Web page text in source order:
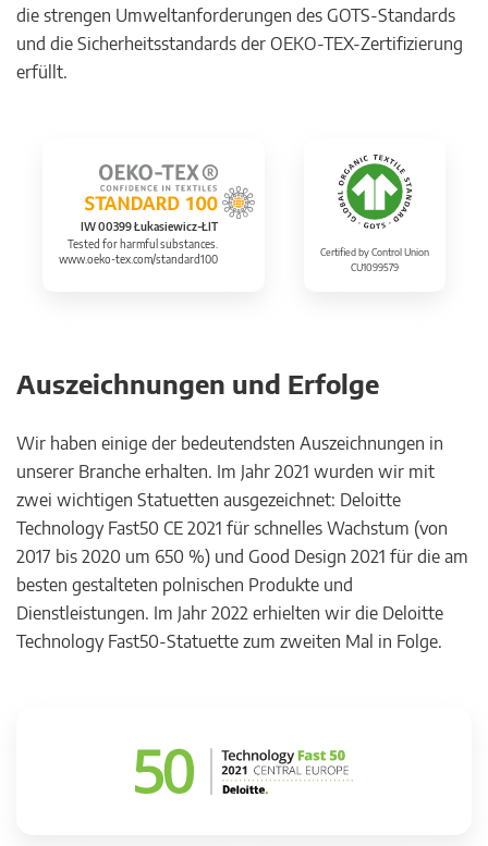
die strengen Umweltanforderungen des GOTS-Standards
und die Sicherheitsstandards der OEKO-TEX-Zertifizierung
erfüllt.
IW 00399 Łukasiewicz-ŁIT
Tested for harmful substances.
www.oeko-tex.com/standard100
Certified by Control Union
CU1099579
Auszeichnungen und Erfolge
Wir haben einige der bedeutendsten Auszeichnungen in
unserer Branche erhalten. Im Jahr 2021 wurden wir mit
zwei wichtigen Statuetten ausgezeichnet: Deloitte
Technology Fast50 CE 2021 für schnelles Wachstum (von
2017 bis 2020 um 650 %) und Good Design 2021 für die am
besten gestalteten polnischen Produkte und
Dienstleistungen. Im Jahr 2022 erhielten wir die Deloitte
Technology Fast50-Statuette zum zweiten Mal in Folge.